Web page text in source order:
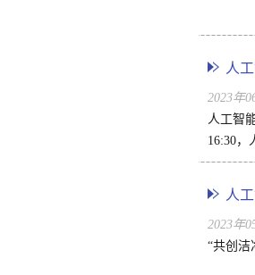
人
2023年
人工智
16:30，
人
2023年
“共创洁